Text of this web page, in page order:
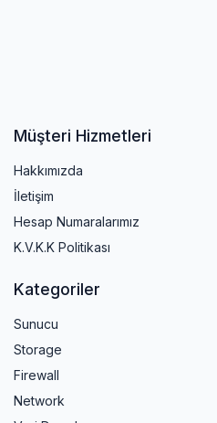
Müşteri Hizmetleri
Hakkımızda
İletişim
Hesap Numaralarımız
K.V.K.K Politikası
Kategoriler
Sunucu
Storage
Firewall
Network